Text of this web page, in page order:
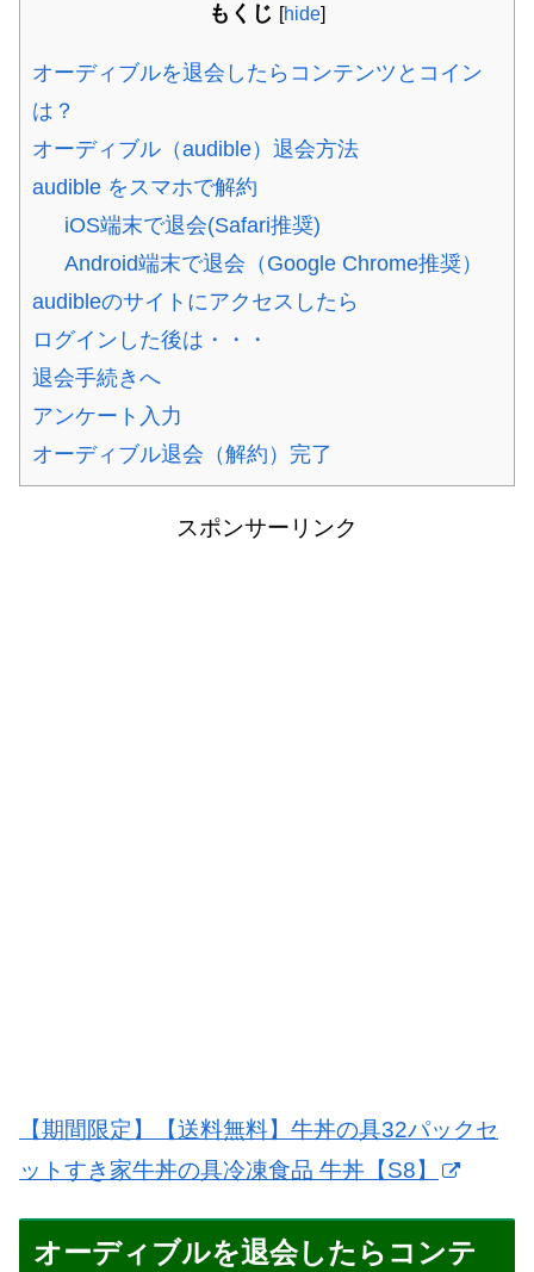
もくじ [hide]
オーディブルを退会したらコンテンツとコイン
は？
オーディブル（audible）退会方法
audible をスマホで解約
iOS端末で退会(Safari推奨)
Android端末で退会（Google Chrome推奨）
audibleのサイトにアクセスしたら
ログインした後は・・・
退会手続きへ
アンケート入力
オーディブル退会（解約）完了
スポンサーリンク
【期間限定】【送料無料】牛丼の具32パックセ
ットすき家牛丼の具冷凍食品 牛丼【S8】
オーディブルを退会したらコンテ